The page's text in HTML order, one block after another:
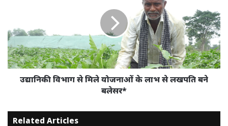
के
लाभ
से
लखपति
उद्यानिकी विभाग से मिले योजनाओं के लाभ से लखपति बने
बलेसर*
Related Articles